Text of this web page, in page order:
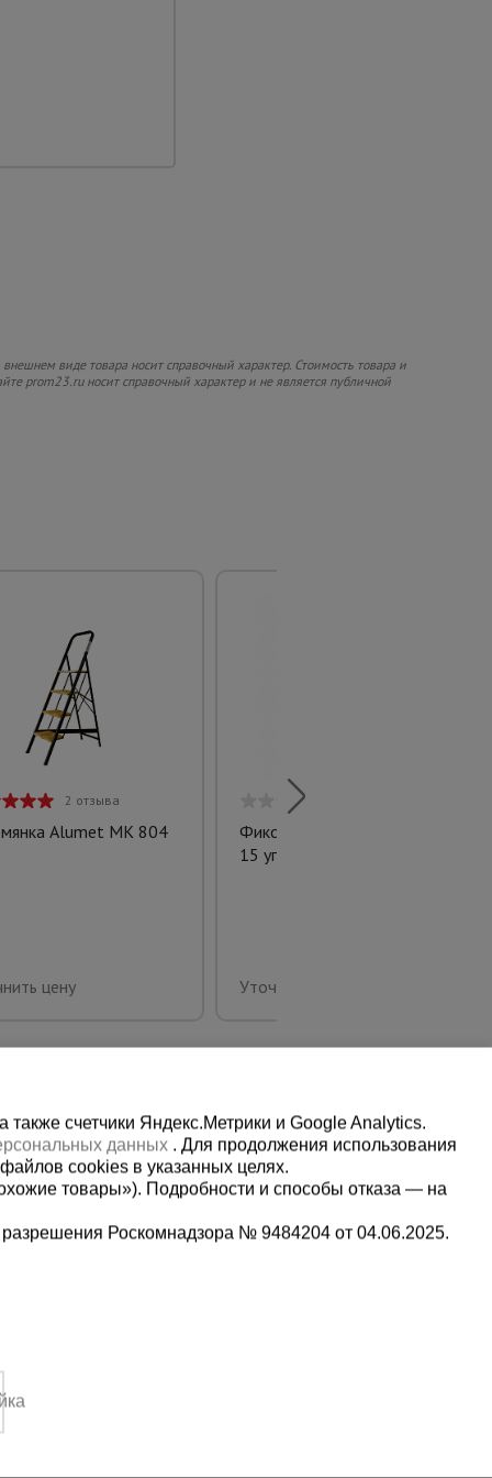
виде товара носит справочный характер. Стоимость товара и
prom23.ru носит справочный характер и не является публичной
2 отзыва
Alumet MK 804
цену
Фиксатор арматуры стульчик
15 упаковка 1000 шт.
Уточнить цену
счетчики Яндекс.Метрики и Google Analytics.
данных . Для продолжения использования
cookies в указанных целях.
товары»). Подробности и способы отказа — на
Роскомнадзора № 9484204 от 04.06.2025.